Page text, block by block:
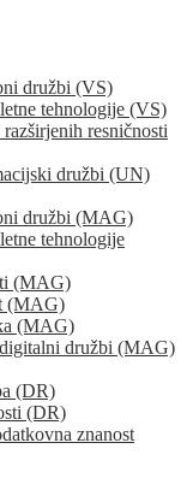
družbi (VS)
tehnologije (VS)
resničnosti
družbi (UN)
družbi (MAG)
tehnologije
(MAG)
(MAG)
(MAG)
družbi (MAG)
(DR)
(DR)
znanost